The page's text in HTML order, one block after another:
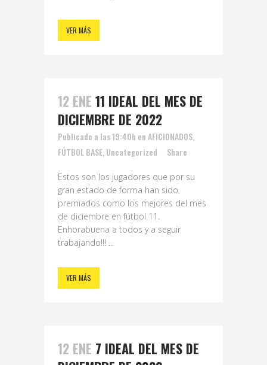
VER MÁS
12 ENE 11 IDEAL DEL MES DE
DICIEMBRE DE 2022
Publicado a las 19:40h enAFICIONADOS
FÚTBOL BASE Uncategorized Share
Estos son los jugadores que por su
gran estado de forma han sido
premiados como los mejores del mes
de diciembre en fútbol 11.
Enhorabuena a todos y a seguir
trabajando!!! ...
VER MÁS
12 ENE 7 IDEAL DEL MES DE